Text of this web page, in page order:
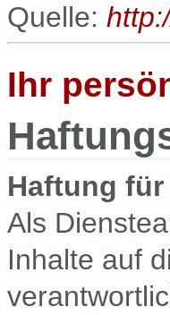
Quelle:
Ihr
Haftung
Als
Inhalte auf